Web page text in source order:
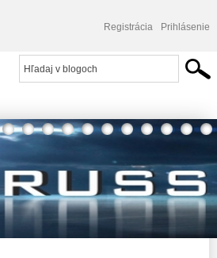
Registrácia Prihlásenie
úradu objavili sarkofágy s pozostatkami